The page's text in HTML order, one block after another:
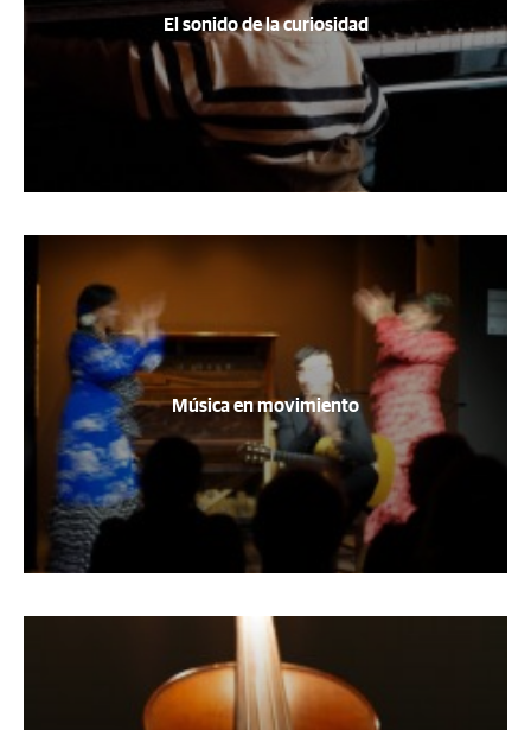
El sonido de la curiosidad
Música en movimiento